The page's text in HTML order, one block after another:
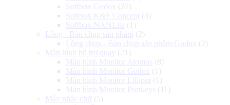
Softbox Godox (27)
Softbox K&F Concept (3)
Softbox NANLite (1)
Lồng - Bàn chụp sản phẩm (2)
Lồng chụp - Bàn chụp sản phẩm Godox (2)
Màn hình hỗ trợ quay (21)
Màn hình Monitor Atomos (8)
Màn hình Monitor Godox (1)
Màn hình Monitor Lilliput (1)
Màn hình Monitor Portkeys (11)
Máy nhắc chữ (5)